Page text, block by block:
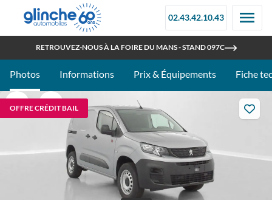
02.43.42.10.43
RETROUVEZ-NOUS À LA FOIRE DU MANS - STAND 097C
OUVERT TOUT L'ÉTÉ
Photos Informations Prix & Équipements Fiche
OFFRE CRÉDIT BAIL